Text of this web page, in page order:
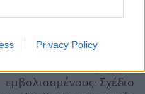
Privacy Policy
ΕΠΌΜΕΝΟ ΆΡΘΡΟ
Πλεύρης για
εμβολιασμένους: Σχέδιο